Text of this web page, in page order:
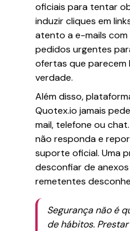
oficiais para tentar
induzir cliques em
atento a e-mails
pedidos urgentes
ofertas que parecem
verdade.
Além disso,
Quotex.io jamais
mail, telefone ou
não responda e
suporte oficial. Uma
desconfiar de
remetentes
Segurança não é
de hábitos.